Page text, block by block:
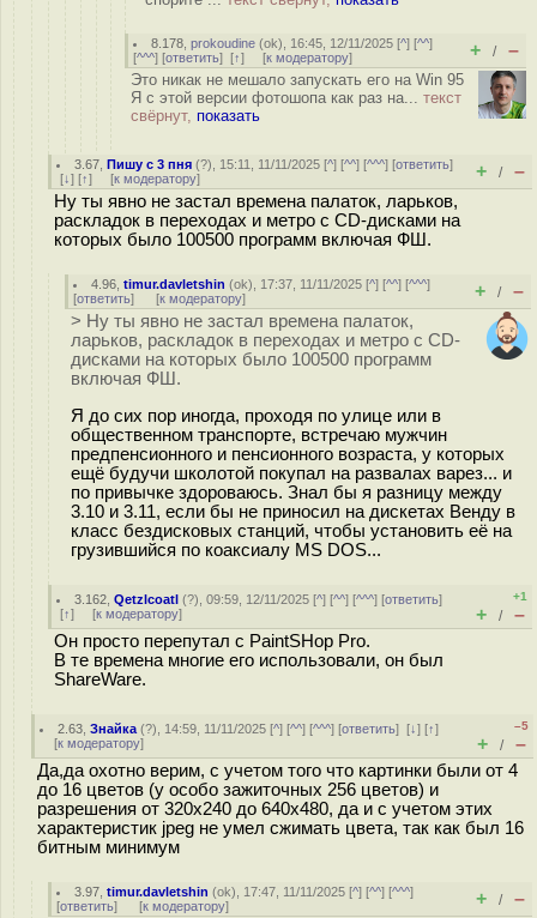
8.178 ,prokoudine (ok), 16:45, 12/11/2025 [^] [^^]
[^^^] [ответить] [↑] [к модератору] + / –
Это никак не мешало запускать его на Win 95
Я с этой версии фотошопа как раз на... текст
свёрнут, показать
3.67 ,Пишу с 3 пня (?), 15:11, 11/11/2025 [^] [^^] [^^^] [ответить]
[↓] [↑] [к модератору] + / –
Ну ты явно не застал времена палаток, ларьков,
раскладок в переходах и метро с CD-дисками на
которых было 100500 программ включая ФШ.
4.96 ,timur.davletshin (ok), 17:37, 11/11/2025 [^] [^^] [^^^]
[ответить] [к модератору] + / –
> Ну ты явно не застал времена палаток,
ларьков, раскладок в переходах и метро с CD-
дисками на которых было 100500 программ
включая ФШ.
Я до сих пор иногда, проходя по улице или в
общественном транспорте, встречаю мужчин
предпенсионного и пенсионного возраста, у которых
ещё будучи школотой покупал на развалах варез... и
по привычке здороваюсь. Знал бы я разницу между
3.10 и 3.11, если бы не приносил на дискетах Венду в
класс бездисковых станций, чтобы установить её на
грузившийся по коаксиалу MS DOS...
3.162 ,Qetzlcoatl (?), 09:59, 12/11/2025 [^] [^^] [^^^] [ответить]
[↑] [к модератору]
+1
+ / –
Он просто перепутал с PaintSHop Pro.
В те времена многие его использовали, он был
ShareWare.
2.63 ,Знайка (?), 14:59, 11/11/2025 [^] [^^] [^^^] [ответить][↓] [↑]
[к модератору]
–5
+ / –
Да,да охотно верим, с учетом того что картинки были от 4
до 16 цветов (у особо зажиточных 256 цветов) и
разрешения от 320х240 до 640х480, да и c учетом этих
характеристик jpeg не умел сжимать цвета, так как был 16
битным минимум
3.97 ,timur.davletshin (ok), 17:47, 11/11/2025 [^] [^^] [^^^]
[ответить] [к модератору] + / –